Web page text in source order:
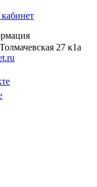
27 к1а